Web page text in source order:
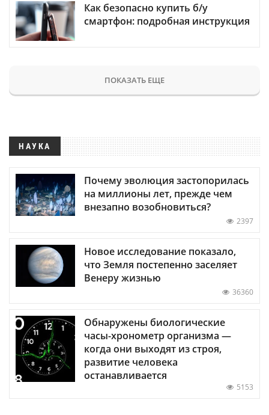
Как безопасно купить б/у
смартфон: подробная инструкция
ПОКАЗАТЬ ЕЩЕ
НАУКА
Почему эволюция застопорилась
на миллионы лет, прежде чем
внезапно возобновиться?
2397
Новое исследование показало,
что Земля постепенно заселяет
Венеру жизнью
36360
Обнаружены биологические
часы-хронометр организма —
когда они выходят из строя,
развитие человека
останавливается
5153